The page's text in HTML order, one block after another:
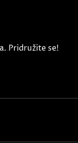
Pridružite se!